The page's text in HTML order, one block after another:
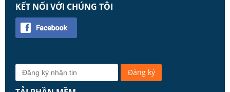
KẾT NỐI VỚI CHÚNG TÔI